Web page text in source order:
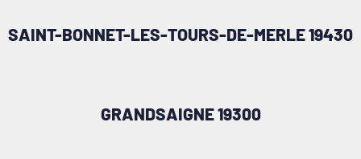
SAINT-BONNET-LES-TOURS-DE-MERLE 19430
GRANDSAIGNE 19300